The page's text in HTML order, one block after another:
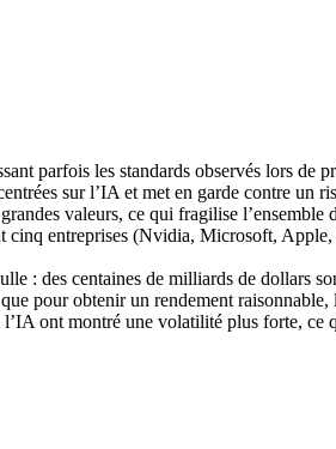
parfois les standards observés lors
sur l’IA et met en garde contre un
valeurs, ce qui fragilise
entreprises (Nvidia, Microsoft,
: des centaines de milliards de dollars
pour obtenir un rendement raisonnable,
ont montré une volatilité plus forte, ce